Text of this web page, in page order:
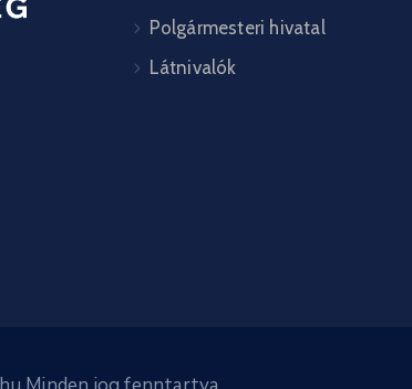
Polgármesteri hivatal
Látnivalók